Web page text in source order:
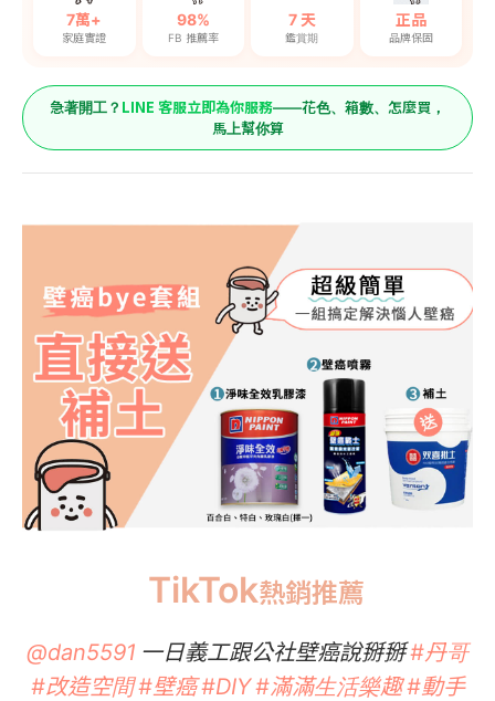
7萬+
家庭實證
98%
FB 推薦率
7 天
鑑賞期
正品
品牌保固
急著開工？ LINE 客服立即為你服務——花色、箱數、怎麼買，
馬上幫你算
TikTok熱銷推薦
@dan5591 一日義工跟公社壁癌說掰掰#丹哥
#改造空間#壁癌#DIY#滿滿生活樂趣#動手